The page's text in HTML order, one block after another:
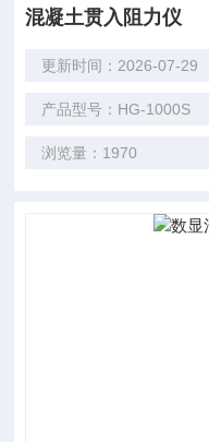
混凝土贯入阻力仪
更新时间：2026-07-29
产品型号：HG-1000S
浏览量：1970